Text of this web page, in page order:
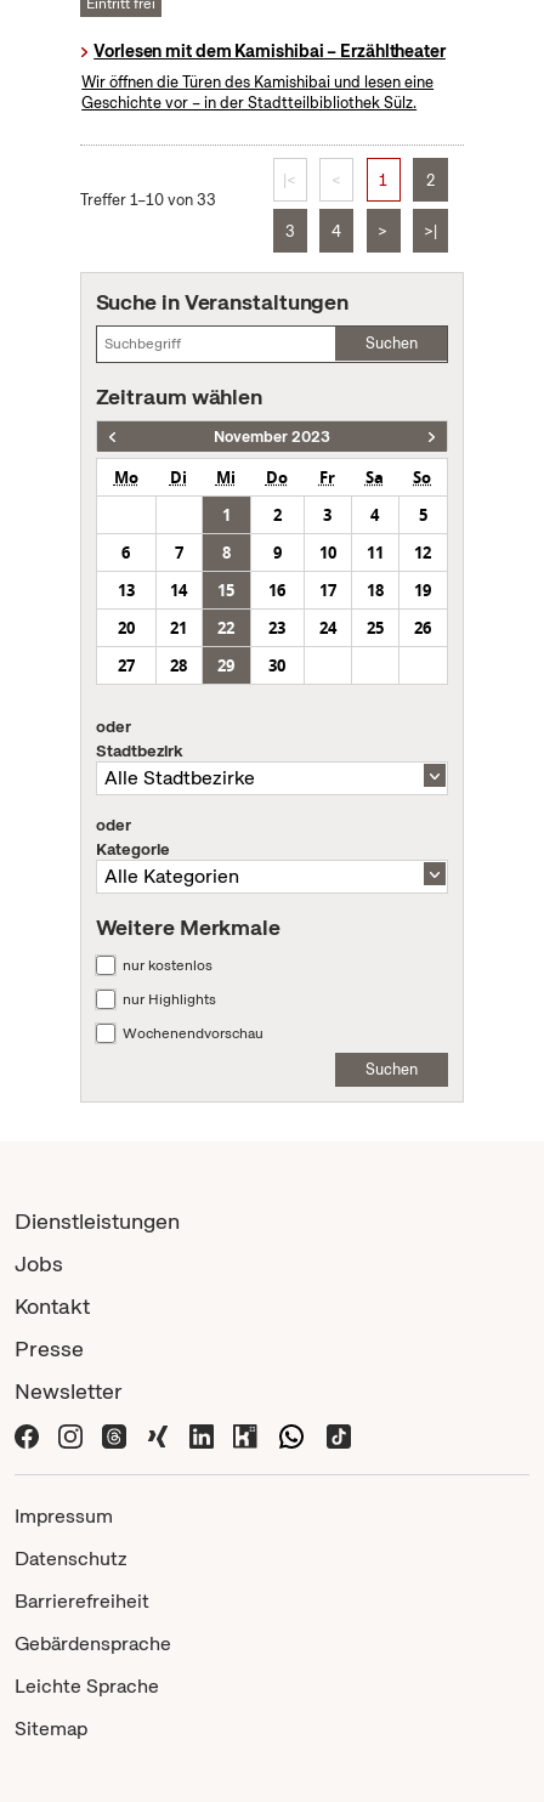
Vorlesen mit dem Kamishibai – Erzähltheater
Wir öffnen die Türen des Kamishibai und lesen eine
Geschichte vor – in der Stadtteilbibliothek Sülz.
Treffer 1–10 von 33
|< < 1 2
3 4 > >|
Suche in Veranstaltungen
Suchen
Zeitraum wählen
November 2023
Mo Di Mi Do Fr Sa
So
1
2 3 4
5
6
7 8 9 10 11
12
13
14 15 16 17 18
19
20
21 22 23 24 25
26
27
28 29 30
oder
Stadtbezirk
oder
Kategorie
Weitere Merkmale
nur kostenlos
nur Highlights
Wochenendvorschau
Suchen
Dienstleistungen
Jobs
Kontakt
Presse
Newsletter
Impressum
Datenschutz
Barrierefreiheit
Gebärdensprache
Leichte Sprache
Sitemap